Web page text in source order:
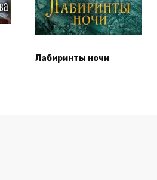
Лабиринты ночи